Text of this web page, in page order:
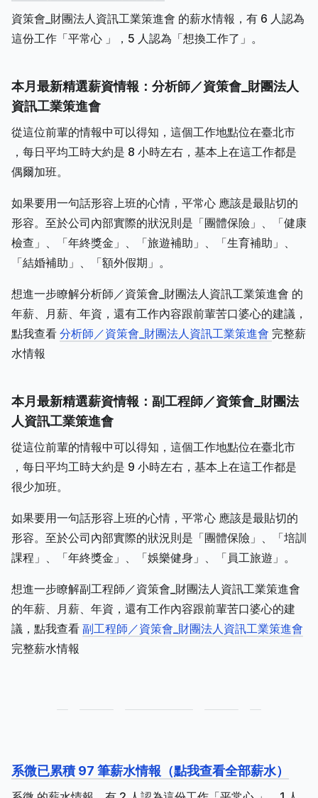
資策會_財團法人資訊工業策進會 的薪水情報，有 6 人認為
這份工作「平常心 」，5 人認為「想換工作了」。
本月最新精選薪資情報：分析師／資策會_財團法人
資訊工業策進會
從這位前輩的情報中可以得知，這個工作地點位在臺北市
，每日平均工時大約是 8 小時左右，基本上在這工作都是
偶爾加班。
如果要用一句話形容上班的心情，平常心 應該是最貼切的
形容。至於公司內部實際的狀況則是「團體保險」、「健康
檢查」、「年終獎金」、「旅遊補助」、「生育補助」、
「結婚補助」、「額外假期」。
想進一步瞭解分析師／資策會_財團法人資訊工業策進會 的
年薪、月薪、年資，還有工作內容跟前輩苦口婆心的建議，
點我查看 分析師／資策會_財團法人資訊工業策進會 完整薪
水情報
本月最新精選薪資情報：副工程師／資策會_財團法
人資訊工業策進會
從這位前輩的情報中可以得知，這個工作地點位在臺北市
，每日平均工時大約是 9 小時左右，基本上在這工作都是
很少加班。
如果要用一句話形容上班的心情，平常心 應該是最貼切的
形容。至於公司內部實際的狀況則是「團體保險」、「培訓
課程」、「年終獎金」、「娛樂健身」、「員工旅遊」。
想進一步瞭解副工程師／資策會_財團法人資訊工業策進會
的年薪、月薪、年資，還有工作內容跟前輩苦口婆心的建
議，點我查看 副工程師／資策會_財團法人資訊工業策進會
完整薪水情報
系微已累積 97 筆薪水情報（點我查看全部薪水）